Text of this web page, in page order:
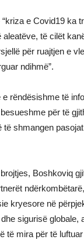
e Covid19 ka
aleatëve, të cilët
për ruajtjen e
ndihmë”.
rëndësishme të
për të
të shmangen
Boshkoviq
kryesore në
sigurisë globale,
të mira për të